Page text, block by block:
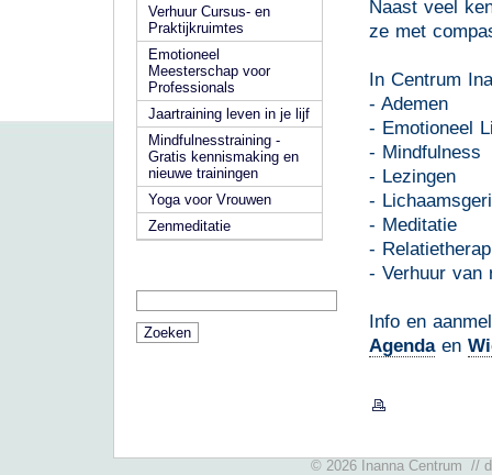
Verhuur Cursus- en
Praktijkruimtes
Emotioneel
Meesterschap voor
Professionals
Jaartraining leven in je lijf
Mindfulnesstraining -
Gratis kennismaking en
nieuwe trainingen
Yoga voor Vrouwen
Zenmeditatie
Naast veel
ze met
In Centrum
- Ademen
- Emotioneel
- Mindfulness
- Lezingen
-
- Meditatie
-
- Verhuur van
Info en
Agendaen
© 2026 Inanna Centrum //